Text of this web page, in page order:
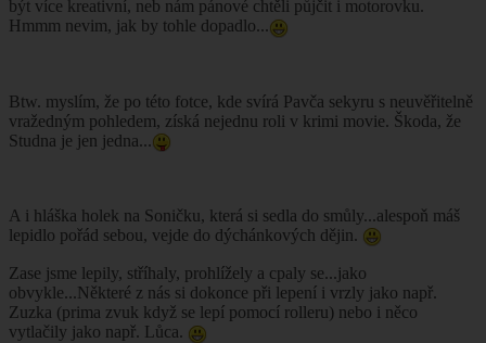
být více kreativní, neb nám pánové chtěli půjčit i motorovku.
Hmmm nevim, jak by tohle dopadlo...
Btw. myslím, že po této fotce, kde svírá Pavča sekyru s neuvěřitelně
vražedným pohledem, získá nejednu roli v krimi movie. Škoda, že
Studna je jen jedna...
A i hláška holek na Soničku, která si sedla do smůly...alespoň máš
lepidlo pořád sebou, vejde do dýchánkových dějin.
Zase jsme lepily, stříhaly, prohlížely a cpaly se...jako
obvykle...Některé z nás si dokonce při lepení i vrzly jako např.
Zuzka (prima zvuk když se lepí pomocí rolleru) nebo i něco
vytlačily jako např. Lůca.